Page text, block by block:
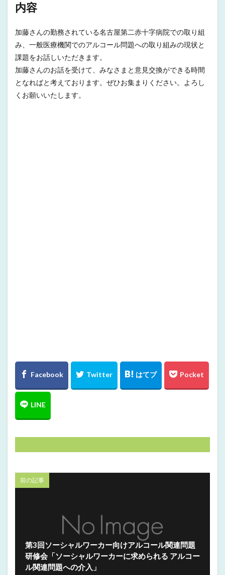
内容
加藤さんの勤務されている名古屋第二赤十字病院での取り組
み、一般医療機関でのアルコール問題への取り組みの現状と
課題をお話しいただきます。
加藤さんのお話を受けて、みなさまと意見交換ができる時間
となればと考えております。ぜひお集まりください。よろし
くお願いいたします。
前の記事
第3回ソーシャルワーカー向けアルコール関連問題
研修会「ソーシャルワーカーに求められる アルコー
ル関連問題への介入」